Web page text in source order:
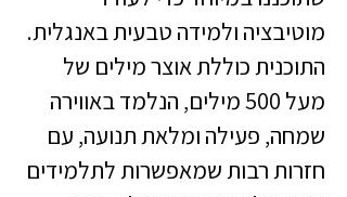
מוטיבציה ולמידה טבעית באנגלית.
התוכנית כוללת אוצר מילים של
מעל 500 מילים, הנלמד באווירה
שמחה, פעילה ומלאת תנועה, עם
חזרות רבות שמאפשרות לתלמידים